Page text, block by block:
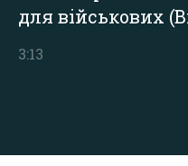
для військових
3:13